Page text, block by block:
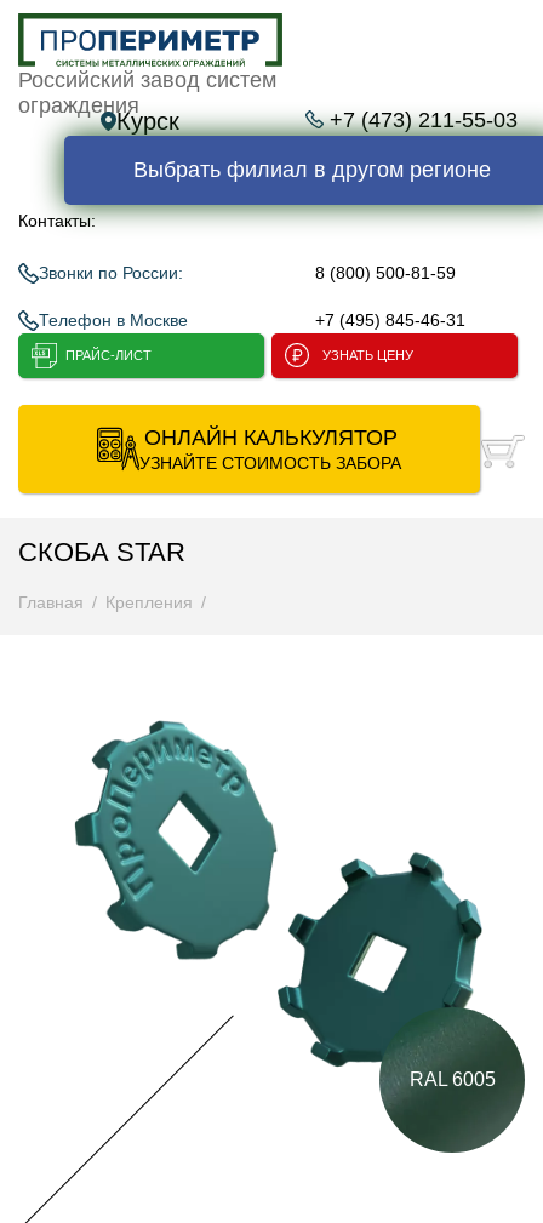
Российский завод систем
ограждения
Курск +7 (473) 211-55-03
Выбрать филиал в другом регионе
Контакты:
Звонки по России: 8 (800) 500-81-59
Телефон в Москве +7 (495) 845-46-31
ПРАЙС-ЛИСТ УЗНАТЬ ЦЕНУ
ОНЛАЙН КАЛЬКУЛЯТОР
УЗНАЙТЕ СТОИМОСТЬ ЗАБОРА
СКОБА STAR
Главная Крепления
RAL 6005